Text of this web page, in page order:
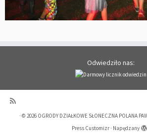
Odwiedziło nas:
· © 2026 OGRODY DZIAŁKOWE SŁONECZNA POLANA
Press Customizr · Napędzany